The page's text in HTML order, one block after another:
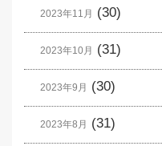
2023年11月 (30)
2023年10月 (31)
2023年9月 (30)
2023年8月 (31)